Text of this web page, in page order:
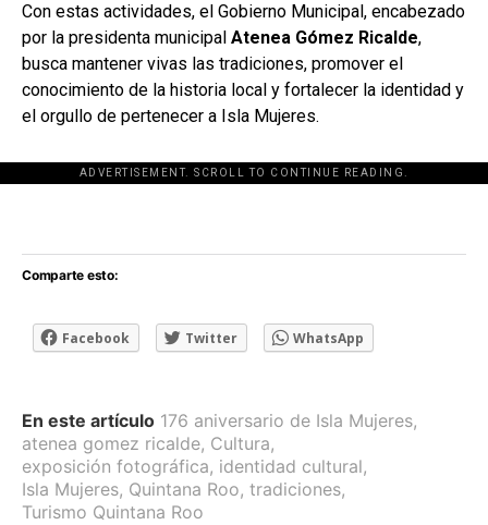
Con estas actividades, el Gobierno Municipal, encabezado
por la presidenta municipal Atenea Gómez Ricalde,
busca mantener vivas las tradiciones, promover el
conocimiento de la historia local y fortalecer la identidad y
el orgullo de pertenecer a Isla Mujeres.
ADVERTISEMENT. SCROLL TO CONTINUE READING.
[adsforwp id="243463"]
Comparte esto:
Facebook Twitter WhatsApp
En este artículo 176 aniversario de Isla Mujeres,
atenea gomez ricalde, Cultura,
exposición fotográfica, identidad cultural,
Isla Mujeres, Quintana Roo, tradiciones,
Turismo Quintana Roo